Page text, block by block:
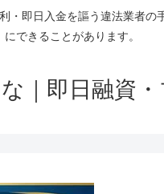
即日入金を謳う違法業者
にできることがあります。
｜即日融資